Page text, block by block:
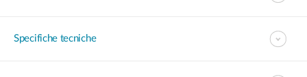
Specifiche tecniche